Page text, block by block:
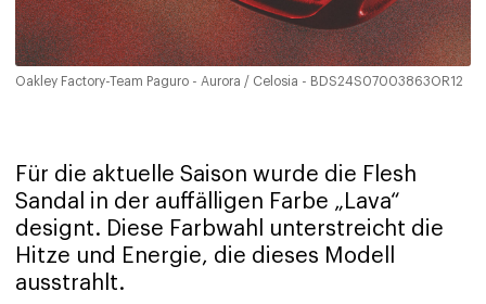
Oakley Factory-Team Paguro - Aurora / Celosia - BDS24S07003863OR12
Für die aktuelle Saison wurde die Flesh
Sandal in der auffälligen Farbe „Lava“
designt. Diese Farbwahl unterstreicht die
Hitze und Energie, die dieses Modell
ausstrahlt.